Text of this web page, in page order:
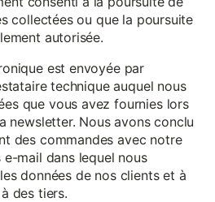
collectées ou que la poursuite
autorisée.
est envoyée par
technique auquel nous
que vous avez fournies lors
newsletter. Nous avons conclu
des commandes avec notre
mail dans lequel nous
données de nos clients et à
des tiers.